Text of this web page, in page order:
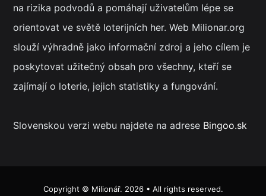
na rizika podvodů a pomáhají uživatelům lépe se
orientovat ve světě loterijních her. Web Milionar.org
slouží výhradně jako informační zdroj a jeho cílem je
poskytovat užitečný obsah pro všechny, kteří se
zajímají o loterie, jejich statistiky a fungování.
Slovenskou verzi webu najdete na adrese Bingoo.sk
Copyright © Milionář. 2026 • All rights reserved.